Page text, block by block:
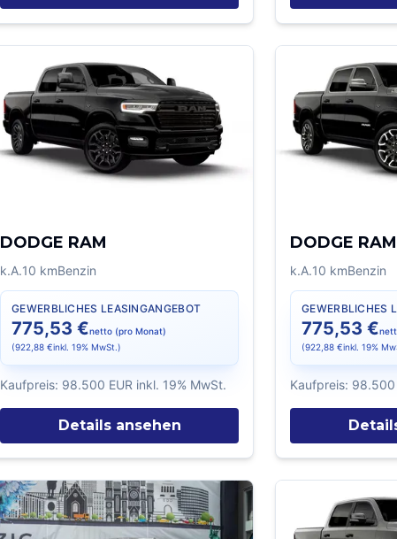
DODGE RAM
k.A.10 kmBenzin
GEWERBLICHES LEASINGANGEBOT
775,53 €netto (pro Monat)
(922,88 €inkl. 19% MwSt.)
Kaufpreis: 98.500 EUR inkl. 19% MwSt.
Details ansehen
DODGE RAM
k.A.10 kmBenzin
GEWERBLICHES
775,53 €
(922,88 €inkl. 19%
Kaufpreis: 98.500